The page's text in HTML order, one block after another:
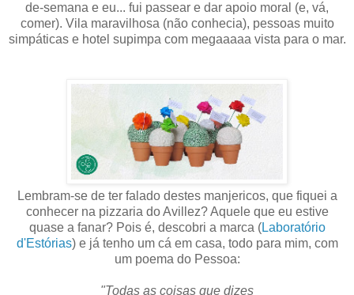
de-semana e eu... fui passear e dar apoio moral (e, vá,
comer). Vila maravilhosa (não conhecia), pessoas muito
simpáticas e hotel supimpa com megaaaaa vista para o mar.
Lembram-se de ter falado destes manjericos, que fiquei a
conhecer na pizzaria do Avillez? Aquele que eu estive
quase a fanar? Pois é, descobri a marca (Laboratório
d'Estórias) e já tenho um cá em casa, todo para mim, com
um poema do Pessoa:
"Todas as coisas que dizes